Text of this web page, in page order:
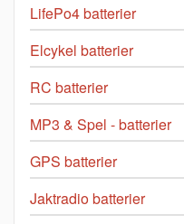
LifePo4 batterier
Elcykel batterier
RC batterier
MP3 & Spel - batterier
GPS batterier
Jaktradio batterier